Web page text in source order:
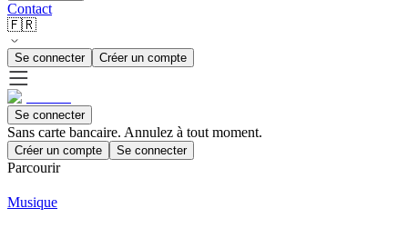
Contact
🇫🇷
Se connecter Créer un compte
Se connecter
Sans carte bancaire. Annulez à tout moment.
Créer un compte Se connecter
Parcourir
Musique